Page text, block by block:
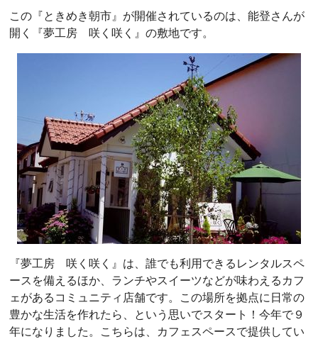
この『ときめき朝市』が開催されているのは、能登さんが
開く『夢工房 咲く咲く』の敷地です。
『夢工房 咲く咲く』は、誰でも利用できるレンタルスペ
ースを備えるほか、ランチやスイーツなどが味わえるカフ
ェがあるコミュニティ店舗です。この場所を拠点に日常の
豊かな生活を作れたら、という思いでスタート！今年で９
年になりました。こちらは、カフェスペースで提供してい